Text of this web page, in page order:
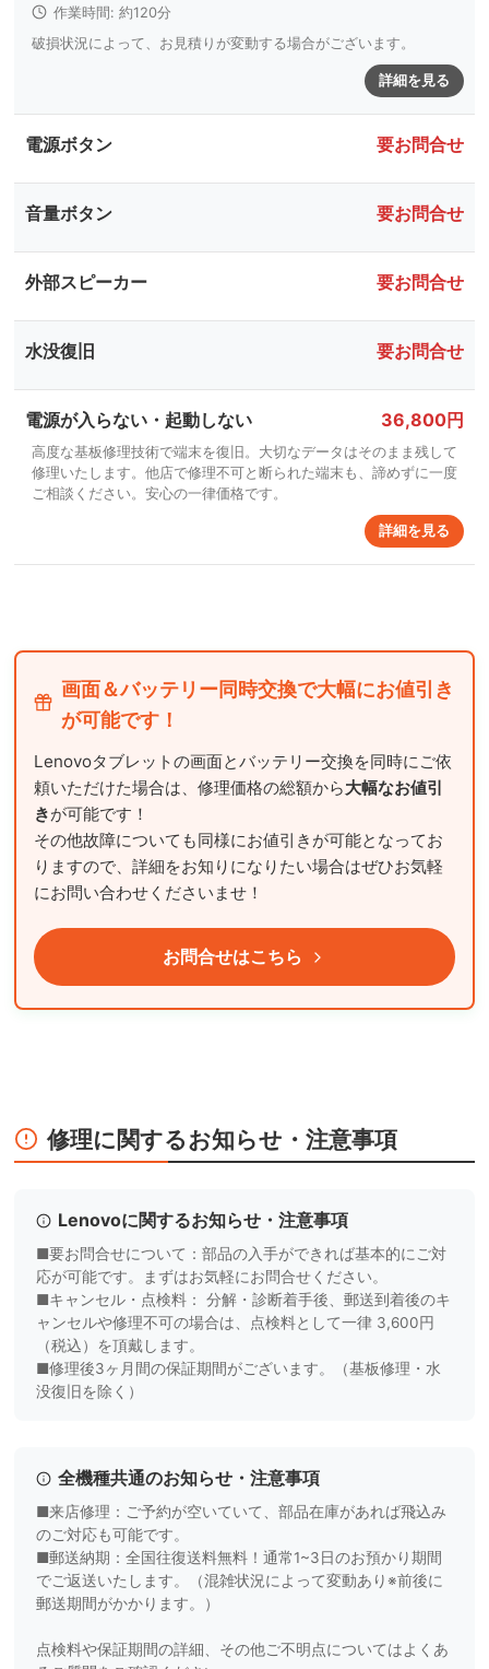
作業時間: 約120分
破損状況によって、お見積りが変動する場合がございます。
詳細を見る
電源ボタン 要お問合せ
音量ボタン 要お問合せ
外部スピーカー 要お問合せ
水没復旧 要お問合せ
電源が入らない・起動しない 36,800円
高度な基板修理技術で端末を復旧。大切なデータはそのまま残して
修理いたします。他店で修理不可と断られた端末も、諦めずに一度
ご相談ください。安心の一律価格です。
詳細を見る
画面＆バッテリー同時交換で大幅にお値引き
が可能です！
Lenovoタブレットの画面とバッテリー交換を同時にご依
頼いただけた場合は、修理価格の総額から大幅なお値引
きが可能です！
その他故障についても同様にお値引きが可能となってお
りますので、詳細をお知りになりたい場合はぜひお気軽
にお問い合わせくださいませ！
お問合せはこちら
修理に関するお知らせ・注意事項
Lenovoに関するお知らせ・注意事項
■要お問合せについて：部品の入手ができれば基本的にご対
応が可能です。まずはお気軽にお問合せください。
■キャンセル・点検料： 分解・診断着手後、郵送到着後のキ
ャンセルや修理不可の場合は、点検料として一律 3,600円
（税込）を頂戴します。
■修理後3ヶ月間の保証期間がございます。（基板修理・水
没復旧を除く）
全機種共通のお知らせ・注意事項
■来店修理：ご予約が空いていて、部品在庫があれば飛込み
のご対応も可能です。
■郵送納期：全国往復送料無料！通常1~3日のお預かり期間
でご返送いたします。（混雑状況によって変動あり※前後に
郵送期間がかかります。）
点検料や保証期間の詳細、その他ご不明点についてはよくあ